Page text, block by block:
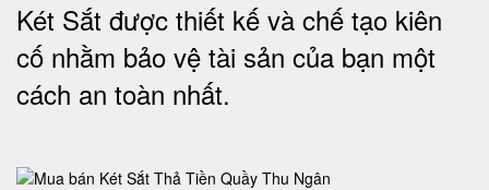
Két Sắt được thiết kế và chế tạo kiên
cố nhằm bảo vệ tài sản của bạn một
cách an toàn nhất.